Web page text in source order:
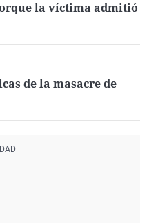
la víctima admitió
de la masacre de